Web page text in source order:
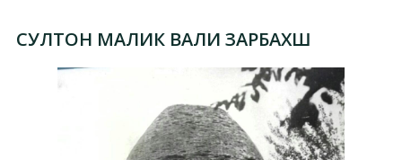
СУЛТОН МАЛИК ВАЛИ ЗАРБАХШ